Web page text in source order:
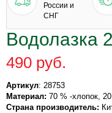
России и
СНГ
Водолазка
490 руб.
Артикул: 28753
Материал: 70 % -хлопок,
Страна производитель: